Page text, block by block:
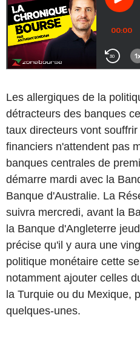
Les allergiques de la
détracteurs des banques
taux directeurs vont
financiers n'attendent pas
banques centrales de
démarre mardi avec la
Banque d'Australie. La
suivra mercredi, avant la
la Banque d'Angleterre
précise qu'il y aura une
politique monétaire cette
notamment ajouter celles
la Turquie ou du Mexique,
quelques-unes.